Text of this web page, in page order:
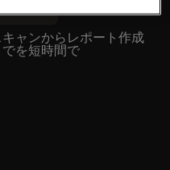
キャンからレポート作成
でを短時間で